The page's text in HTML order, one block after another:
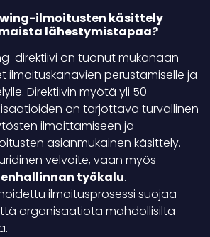
ilmoitusten käsittely
lähestymistapaa?
direktiivi on tuonut mukanaan
ilmoituskanavien perustamiselle ja
Direktiivin myötä yli 50
on tarjottava turvallinen
ilmoittamiseen ja
asianmukainen käsittely.
velvoite, vaan myös
työkalu.
ilmoitusprosessi suojaa
organisaatiota mahdollisilta